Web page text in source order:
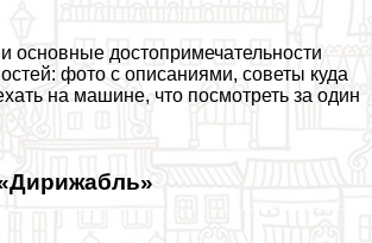
основные достопримечательности
фото с описаниями, советы куда
на машине, что посмотреть за один